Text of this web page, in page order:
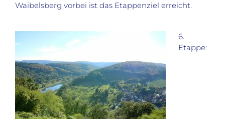
Waibelsberg vorbei ist das Etappenziel erreicht.
6.
Etappe: